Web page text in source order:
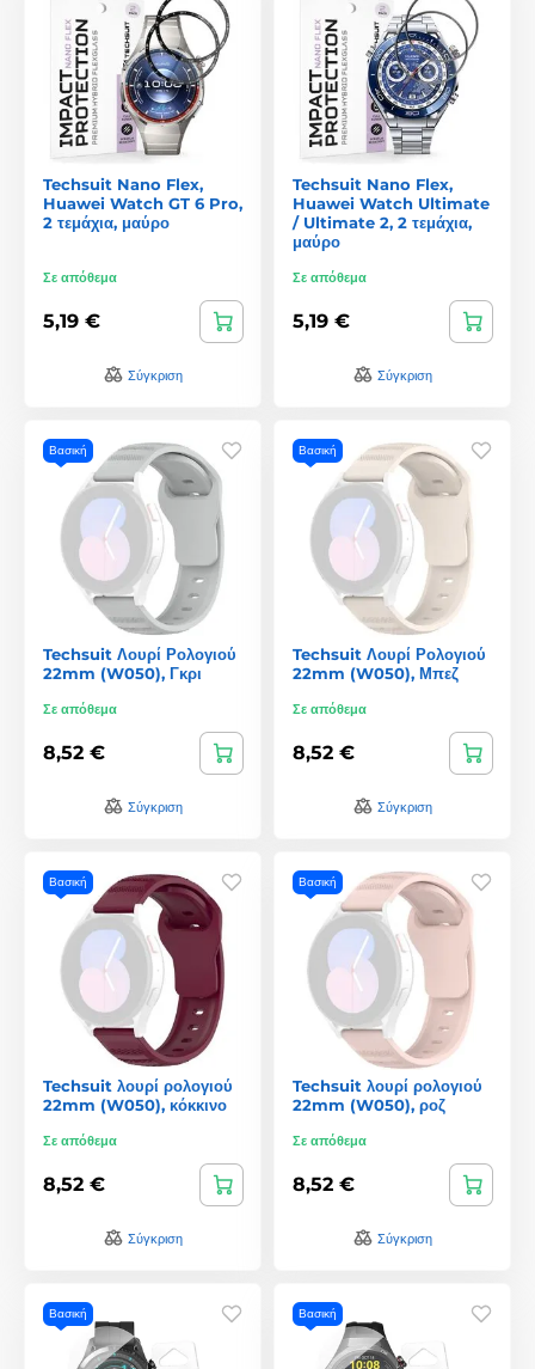
Techsuit Nano Flex,
Huawei Watch GT 6 Pro,
2 τεμάχια, μαύρο
Σε απόθεμα
5,19 €
Σύγκριση
Techsuit Nano Flex,
Huawei Watch Ultimate
/ Ultimate 2, 2 τεμάχια,
μαύρο
Σε απόθεμα
5,19 €
Σύγκριση
Βασική
Techsuit Λουρί Ρολογιού
22mm (W050), Γκρι
Σε απόθεμα
8,52 €
Σύγκριση
Βασική
Techsuit Λουρί Ρολογιού
22mm (W050), Μπεζ
Σε απόθεμα
8,52 €
Σύγκριση
Βασική
Techsuit λουρί ρολογιού
22mm (W050), κόκκινο
Σε απόθεμα
8,52 €
Σύγκριση
Βασική
Techsuit λουρί ρολογιού
22mm (W050), ροζ
Σε απόθεμα
8,52 €
Σύγκριση
Βασική Βασική